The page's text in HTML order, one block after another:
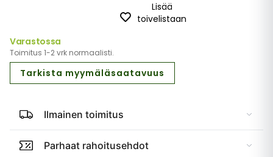
Lisää
toivelistaan
Varastossa
Toimitus 1-2 vrk normaalisti.
Tarkista myymäläsaatavuus
Ilmainen toimitus
Parhaat rahoitusehdot